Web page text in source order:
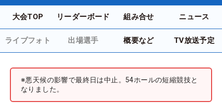
大会TOP リーダーボード 組み合せ ニュース
ライブフォト 出場選手 概要など TV放送予定
※悪天候の影響で最終日は中止。54ホールの短縮競技と
なりました。